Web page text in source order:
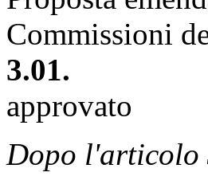
Commissioni
3.01.
approvato
Dopo l'articolo